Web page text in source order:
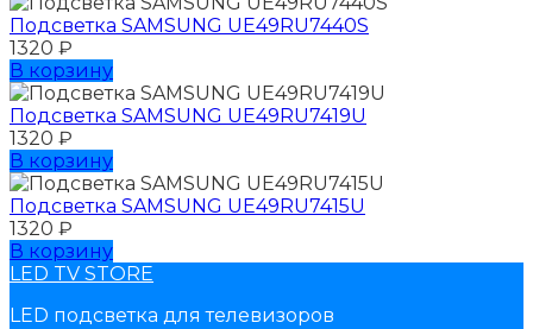
Подсветка SAMSUNG UЕ49RU7440S
1320 ₽
В корзину
Подсветка SAMSUNG UЕ49RU7419U
1320 ₽
В корзину
Подсветка SAMSUNG UЕ49RU7415U
1320 ₽
В корзину
LED TV STORE
LED подсветка для телевизоров